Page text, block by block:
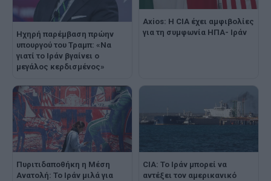
Ηχηρή παρέμβαση πρώην
υπουργού του Τραμπ: «Να
γιατί το Ιράν βγαίνει ο
μεγάλος κερδισμένος»
Axios: Η CIA έχει αμφιβολίες
για τη συμφωνία ΗΠΑ- Ιράν
Πυριτιδαποθήκη η Μέση
Ανατολή: Το Ιράν μιλά για
CIA: Το Ιράν μπορεί να
αντέξει τον αμερικανικό